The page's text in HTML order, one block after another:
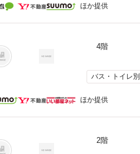
ほか提供
4階
バス・トイレ別
ほか提供
2階